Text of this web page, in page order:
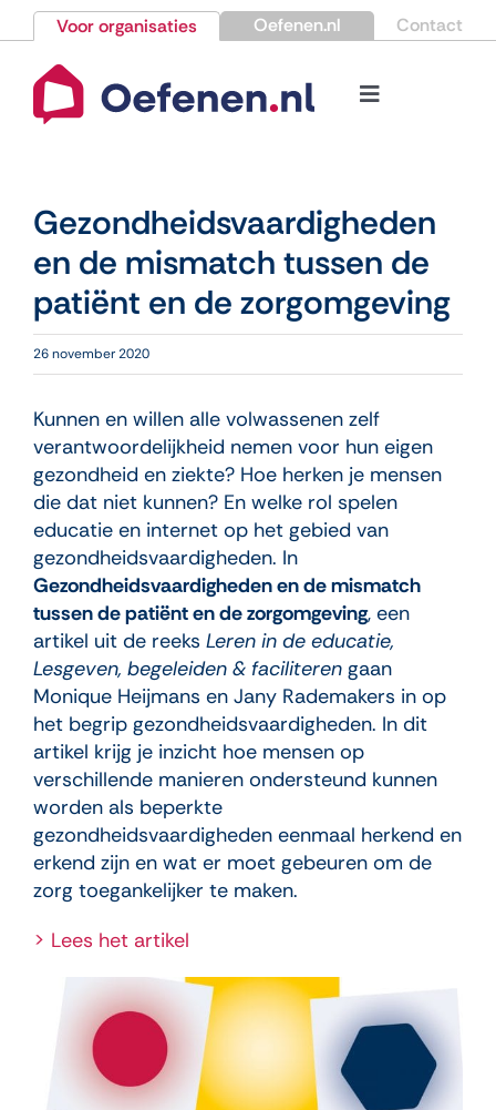
naar
inhoud
Voor organisaties Oefenen.nl Contact
Toggle
Nieuws
Kennisbank
Over Oefenen.nl
Contact
Gezondheidsvaardigheden
en de mismatch tussen de
patiënt en de zorgomgeving
26 november 2020
Kunnen en willen alle volwassenen zelf
verantwoordelijkheid nemen voor hun eigen
gezondheid en ziekte? Hoe herken je mensen
die dat niet kunnen? En welke rol spelen
educatie en internet op het gebied van
gezondheidsvaardigheden. In
Gezondheidsvaardigheden en de mismatch
tussen de patiënt en de zorgomgeving, een
artikel uit de reeks Leren in de educatie,
Lesgeven, begeleiden & faciliteren gaan
Monique Heijmans en Jany Rademakers in op
het begrip gezondheidsvaardigheden. In dit
artikel krijg je inzicht hoe mensen op
verschillende manieren ondersteund kunnen
worden als beperkte
gezondheidsvaardigheden eenmaal herkend en
erkend zijn en wat er moet gebeuren om de
zorg toegankelijker te maken.
> Lees het artikel